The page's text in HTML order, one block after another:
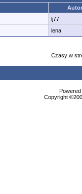
lj77
lena
Czasy w
Copyright